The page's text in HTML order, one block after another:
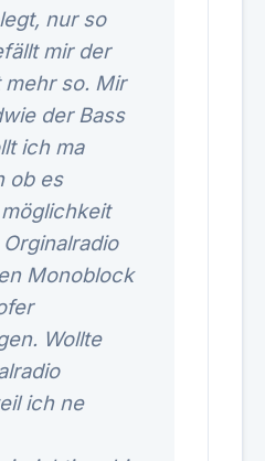
nur so
mir der
mehr so. Mir
der Bass
ich ma
ob es
Monoblock
Wollte
ich ne